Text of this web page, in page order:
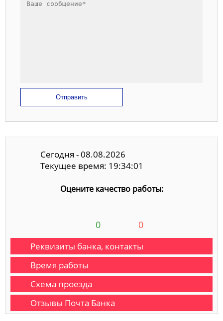
Отправить
Сегодня - 08.08.2026
Текущее время: 19:34:01
Оцените качество работы:
0 0
Реквизиты банка, контакты
Время работы
Схема проезда
Отзывы Почта Банка